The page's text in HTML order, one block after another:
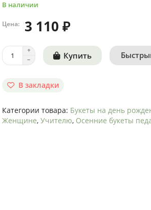
В наличии
Цена: 3 110 ₽
Купить
В закладки
Категории товара: Букеты на день
Женщине, Учителю, Осенние букеты